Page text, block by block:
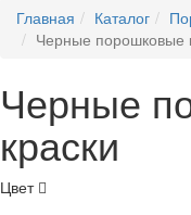
Главная Каталог
Черные порошковые
Черные
краски
Цвет